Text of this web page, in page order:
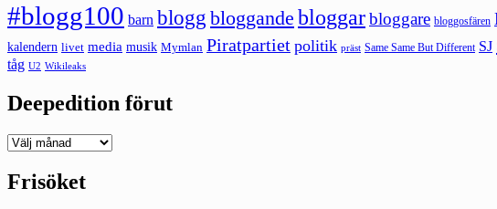
#blogg100 barn blogg bloggande bloggarbloggare bloggosfären
kalendern livet media musik Mymlan Piratpartiet politik präst Same Same But Different SJ
tåg U2 Wikileaks
Deepedition förut
Deepedition
Frisöket